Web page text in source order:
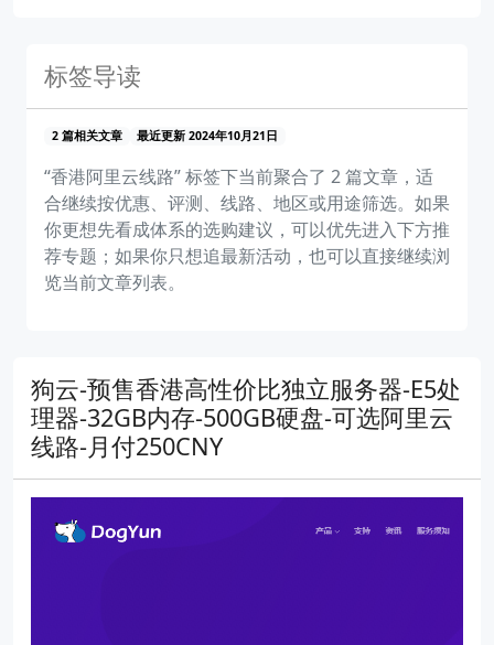
标签导读
2 篇相关文章 最近更新 2024年10月21日
“香港阿里云线路” 标签下当前聚合了 2 篇文章，适
合继续按优惠、评测、线路、地区或用途筛选。如果
你更想先看成体系的选购建议，可以优先进入下方推
荐专题；如果你只想追最新活动，也可以直接继续浏
览当前文章列表。
狗云-预售香港高性价比独立服务器-E5处
理器-32GB内存-500GB硬盘-可选阿里云
线路-月付250CNY